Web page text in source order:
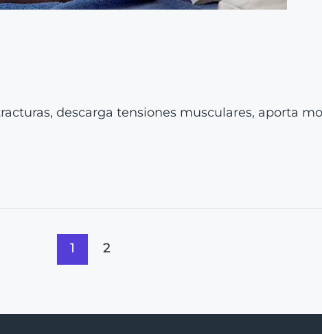
descarga tensiones musculares, aporta
1 2